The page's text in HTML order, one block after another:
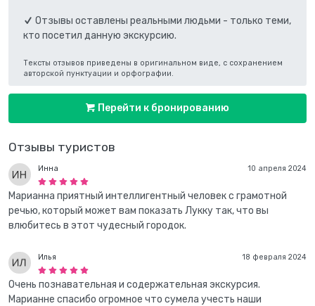
Отзывы туристов
10 апреля 2024
Инна
Марианна приятный интеллигентный человек с грамотной
речью, который может вам показать Лукку так, что вы
влюбитесь в этот чудесный городок.
18 февраля 2024
Илья
Очень познавательная и содержательная экскурсия.
Марианне спасибо огромное что сумела учесть наши
Отзывы оставлены реальными людьми - только теми,
кто посетил данную экскурсию.
Тексты отзывов приведены в оригинальном виде, с сохранением
авторской пунктуации и орфографии.
Перейти к бронированию